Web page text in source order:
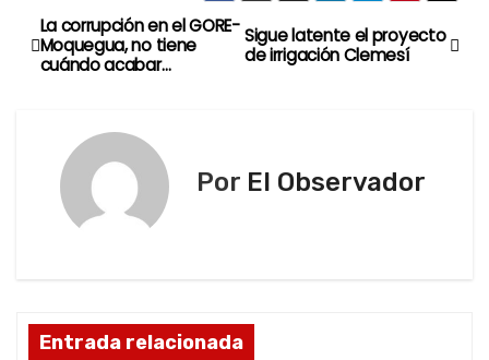
g
a
n
N
a
Sigue latente el proyecto
de irrigación Clemesí
La corrupción en el GORE-
Moquegua, no tiene
cuándo acabar…
Por El Observador
Entrada relacionada